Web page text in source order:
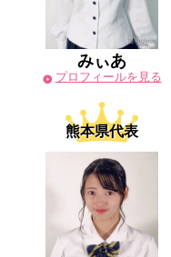
みぃあ
プロフィールを見る
熊本県代表